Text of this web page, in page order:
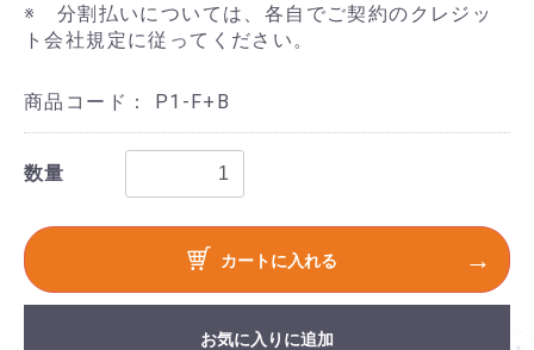
※ 分割払いについては、各自でご契約のクレジッ
ト会社規定に従ってください。
商品コード： P1-F+B
数量
カートに入れる
お気に入りに追加